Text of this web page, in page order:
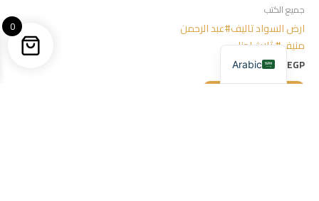
جميع الكتب
ارض السواد تاليف#عبد الرحمن
منيف# ثلاث اجزاء
900,00 EGP
0
Arabic